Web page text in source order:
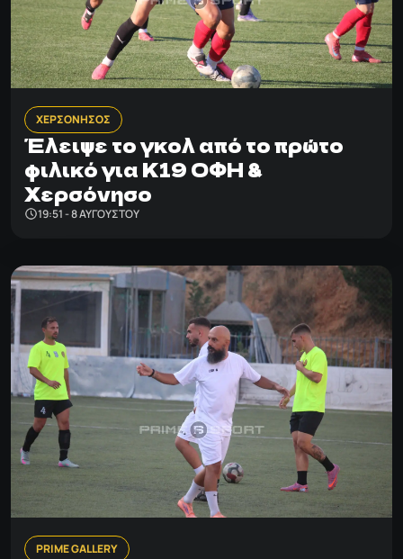
ΧΕΡΣΟΝΗΣΟΣ
Έλειψε το γκολ από το πρώτο
φιλικό για Κ19 ΟΦΗ &
Χερσόνησο
19:51 - 8 ΑΥΓΟΎΣΤΟΥ
PRIME GALLERY